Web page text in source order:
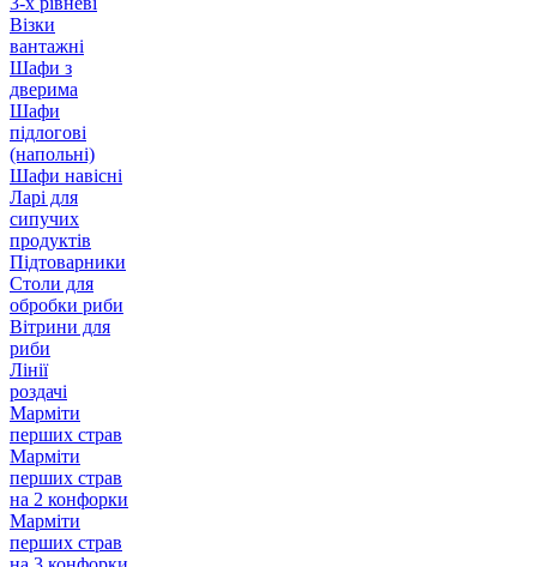
Візки
вантажні
Шафи з
дверима
Шафи
підлогові
(напольні)
Шафи навісні
Ларі для
сипучих
продуктів
Підтоварники
Столи для
обробки риби
Вітрини для
риби
Лінії
роздачі
Марміти
перших страв
Марміти
перших страв
на 2 конфорки
Марміти
перших страв